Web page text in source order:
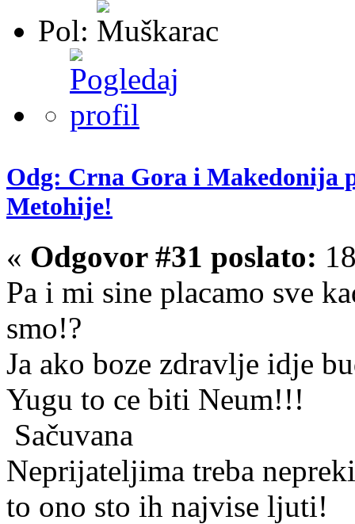
Pol:
Odg: Crna Gora i Makedonija
Metohije!
« Odgovor #31 poslato:
Pa i mi sine placamo sve
smo!?
Ja ako boze zdravlje idje
Yugu to ce biti Neum!!!
Sačuvana
Neprijateljima treba
to ono sto ih najvise ljuti!